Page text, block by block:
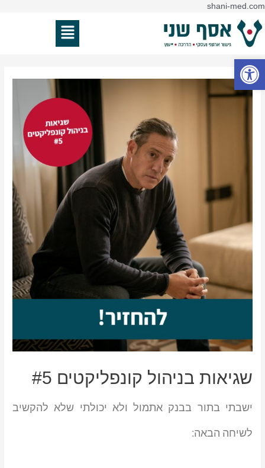
shani-med.comדילוג
תפריט
שגיאות בניהול קונפליקטים #5
ישבתי בתור בבנק אתמול ולא יכולתי שלא להקשיב
לשיחה הבאה:
פתח סרגל נגישות